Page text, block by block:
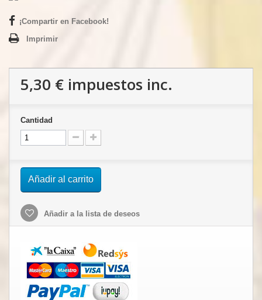
¡Compartir en Facebook!
Imprimir
5,30 € impuestos inc.
Cantidad
Añadir al carrito
Añadir a la lista de deseos